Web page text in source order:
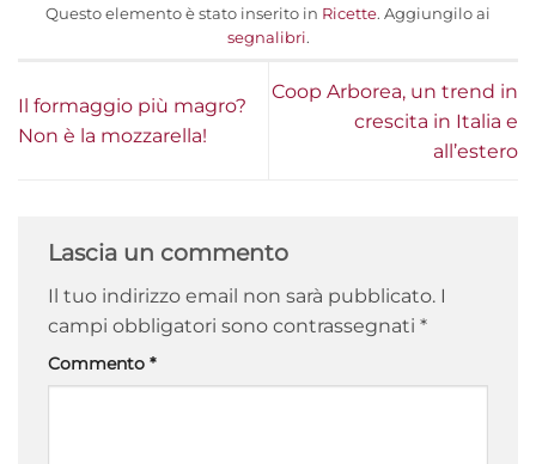
Questo elemento è stato inserito in Ricette. Aggiungilo ai
segnalibri.
Il formaggio più magro?
Non è la mozzarella!
Coop Arborea, un trend in
crescita in Italia e
all’estero
Lascia un commento
Il tuo indirizzo email non sarà pubblicato. I
campi obbligatori sono contrassegnati *
Commento *